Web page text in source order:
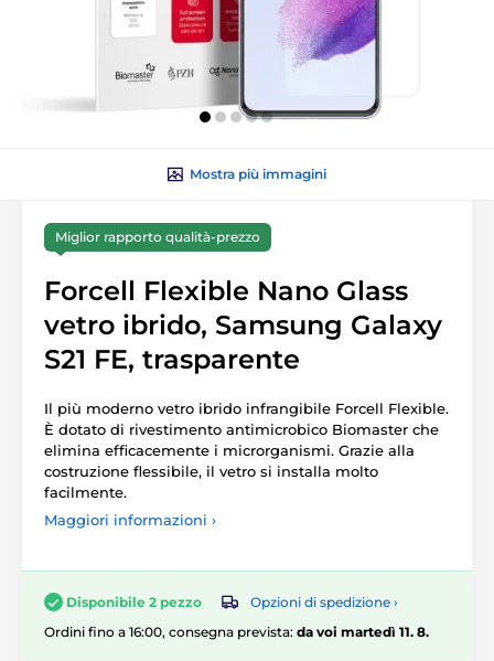
Mostra più immagini
Miglior rapporto qualità-prezzo
Forcell Flexible Nano Glass
vetro ibrido, Samsung Galaxy
S21 FE, trasparente
Il più moderno vetro ibrido infrangibile Forcell Flexible.
È dotato di rivestimento antimicrobico Biomaster che
elimina efficacemente i microrganismi. Grazie alla
costruzione flessibile, il vetro si installa molto
facilmente.
Maggiori informazioni ›
Disponibile 2 pezzo
Opzioni di spedizione ›
Ordini fino a 16:00, consegna prevista: da voi martedì 11. 8.